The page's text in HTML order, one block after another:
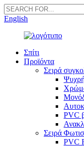
English
Σπίτι
Προϊόντα
Σειρά
PVC
Σειρά
PVC